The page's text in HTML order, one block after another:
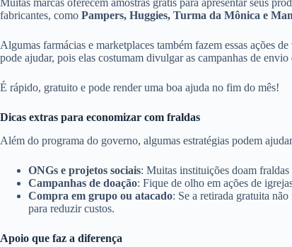
Muitas marcas oferecem amostras grátis para apresentar seus
fabricantes, como Pampers, Huggies, Turma da Mônica e
Algumas farmácias e marketplaces também fazem essas ações
pode ajudar, pois elas costumam divulgar as campanhas de envio
É rápido, gratuito e pode render uma boa ajuda no fim do mês!
Dicas extras para economizar com fraldas
Além do programa do governo, algumas estratégias podem
ONGs e projetos sociais: Muitas instituições doam
Campanhas de doação: Fique de olho em ações de
Compra em grupo ou atacado: Se a retirada gratuita
para reduzir custos.
Apoio que faz a diferença